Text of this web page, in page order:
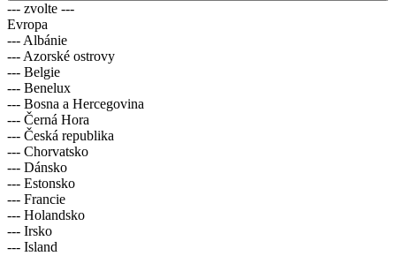
--- zvolte ---
Evropa
--- Albánie
--- Azorské ostrovy
--- Belgie
--- Benelux
--- Bosna a Hercegovina
--- Černá Hora
--- Česká republika
--- Chorvatsko
--- Dánsko
--- Estonsko
--- Francie
--- Holandsko
--- Irsko
--- Island